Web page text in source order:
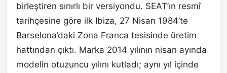
birleştiren sınırlı bir versiyondu. SEAT’ın resmî
tarihçesine göre ilk Ibiza, 27 Nisan 1984’te
Barselona’daki Zona Franca tesisinde üretim
hattından çıktı. Marka 2014 yılının nisan ayında
modelin otuzuncu yılını kutladı; aynı yıl içinde